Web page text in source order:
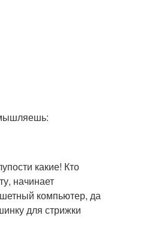
какие! Кто
начинает
компьютер, да
для стрижки